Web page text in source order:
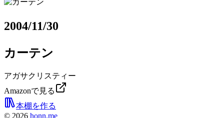
2004/11/30
カーテン
アガサクリスティー
Amazonで見る
本棚を作る
© 2026 honn.me